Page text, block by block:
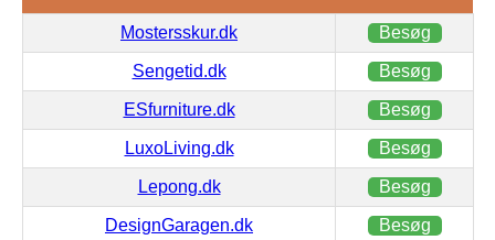
Mostersskur.dk Besøg
Sengetid.dk Besøg
ESfurniture.dk Besøg
LuxoLiving.dk Besøg
Lepong.dk Besøg
DesignGaragen.dk Besøg